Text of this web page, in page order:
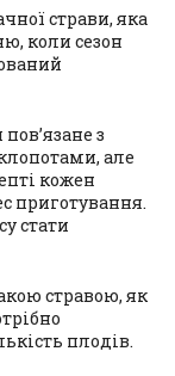
страви, яка
коли сезон
з
але
кожен
приготування.
стати
стравою, як
плодів.